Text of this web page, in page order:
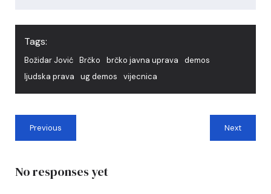
Tags:
Božidar Jović Brčko brčko javna uprava
demos
ljudska prava
ug demos vijecnica
Previous Next
No responses yet